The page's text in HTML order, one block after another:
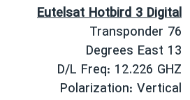
نرگس محمدی برنده جایزه نوبل صلح
همایش محافظه‌کاران آمریکا «سی‌پک»
صفحه‌های ویژه
سفر پرزیدنت ترامپ به چین
Eutelsat Hotbird 3 Digital
Transponder 76
13 Degrees East
D/L Freq: 12.226 GHZ
Polarization: Vertical